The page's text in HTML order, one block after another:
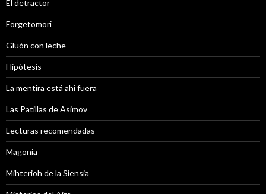
El detractor
Forgetomori
Gluón con leche
Hipótesis
La mentira está ahi fuera
Las Patillas de Asimov
Lecturas recomendadas
Magonia
Mihterioh de la Siensia